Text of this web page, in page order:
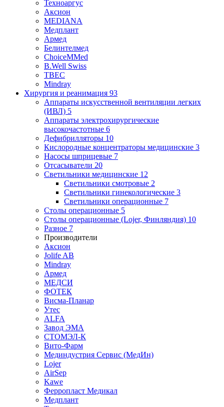
Техноаргус
Аксион
MEDIANA
Медплант
Армед
Белинтелмед
ChoiceMMed
B.Well Swiss
ТВЕС
Mindray
Хирургия и реанимация 93
Аппараты искусственной вентиляции легких
(ИВЛ) 5
Аппараты электрохирургические
высокочастотные 6
Дефибрилляторы 10
Кислородные концентраторы медицинские 3
Насосы шприцевые 7
Отсасыватели 20
Светильники медицинские 12
Светильники смотровые 2
Светильники гинекологические 3
Светильники операционные 7
Столы операционные 5
Столы операционные (Lojer, Финляндия) 10
Разное 7
Производители
Аксион
Jolife AB
Mindray
Армед
МЕДСИ
ФОТЕК
Висма-Планар
Утес
ALFA
Завод ЭМА
СТОМЭЛ-К
Вито-Фарм
Мединдустрия Сервис (МедИн)
Lojer
AirSep
Kawe
Ферропласт Медикал
Медплант